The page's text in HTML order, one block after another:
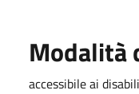
Modalità
accessibile ai disabili